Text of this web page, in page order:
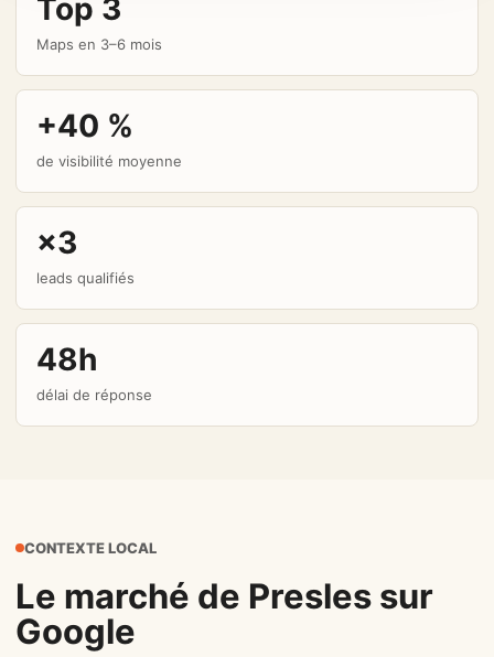
Top 3
Maps en 3–6 mois
+40 %
de visibilité moyenne
×3
leads qualifiés
48h
délai de réponse
CONTEXTE LOCAL
Le marché de Presles sur
Google